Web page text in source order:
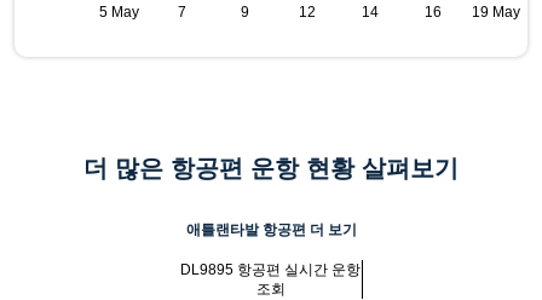
5 May 7 9 12 14 16 19 May
더 많은 항공편 운항 현황 살펴보기
애틀랜타발 항공편 더 보기
DL9895 항공편 실시간 운항
조회